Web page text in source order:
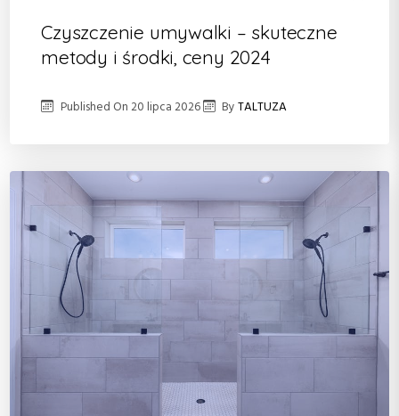
Czyszczenie umywalki – skuteczne
metody i środki, ceny 2024
Published On20 lipca 2026 ByTALTUZA